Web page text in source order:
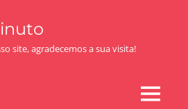
site, agradecemos a sua visita!
MENU